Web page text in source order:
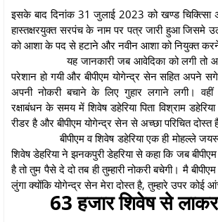
इसके बाद दिनांक 31 जुलाई 2023 को खण्ड चिक्त्सिा
हास्तक्षरयुक्त सरपंच के नाम पर पत्र जारी हुआ जिसमे
को आशा के पद से हटाने और नवीन आशा को नियुक्त
यह जानकारी जब आवेदिका को लगी तो
परेशान हो गयी और बीपीएम योगेन्द्र सेन सहित अपने सगे
अपनी नोकरी बचाने के लिए गुहार लगाने लगी।
रक्षाबंधन के समय में शिवेष डहेरिया पिता विश्राम
रीडर है और बीपीएम योगेन्द्र सेन से अच्छा परिचित दोस्त
बीपीएम व शिवेष डहेरिया एक ही मोहल्ले
शिवेष डेहरिया ने झनकपुरी डेहरिया से कहा कि जब
है तो तुम पैसे दे दो तब ही तुम्हारी नोकरी बचेगी। मै
लुंगा क्योंकि योगेन्द्र सेन मेरा दोस्त है, तुम्हारे उपर कोई
63 हजार शिवेष से